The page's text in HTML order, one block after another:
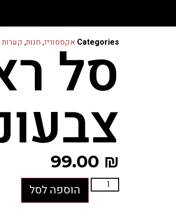
Categories אקססוריז,חנות, סל
99.00 ₪
הוספה לסל